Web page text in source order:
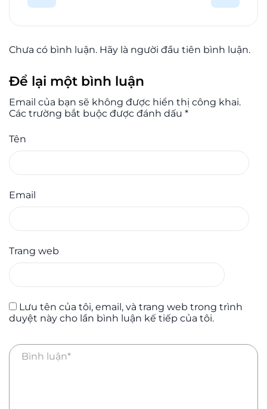
Chưa có bình luận. Hãy là người đầu tiên bình luận.
Để lại một bình luận
Email của bạn sẽ không được hiển thị công khai.
Các trường bắt buộc được đánh dấu *
Tên
Email
Trang web
Lưu tên của tôi, email, và trang web trong trình
duyệt này cho lần bình luận kế tiếp của tôi.